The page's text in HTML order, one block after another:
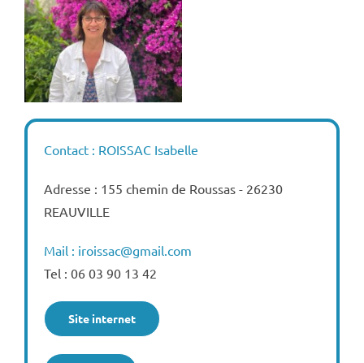
Contact : ROISSAC Isabelle
Adresse : 155 chemin de Roussas - 26230
REAUVILLE
Mail : iroissac@gmail.com
Tel : 06 03 90 13 42
Site internet